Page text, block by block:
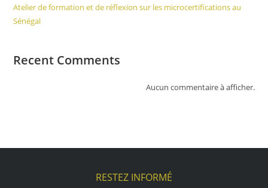
Atelier de formation et de réflexion sur les microcertifications au
Sénégal
Recent Comments
Aucun commentaire à afficher.
RESTEZ INFORMÉ